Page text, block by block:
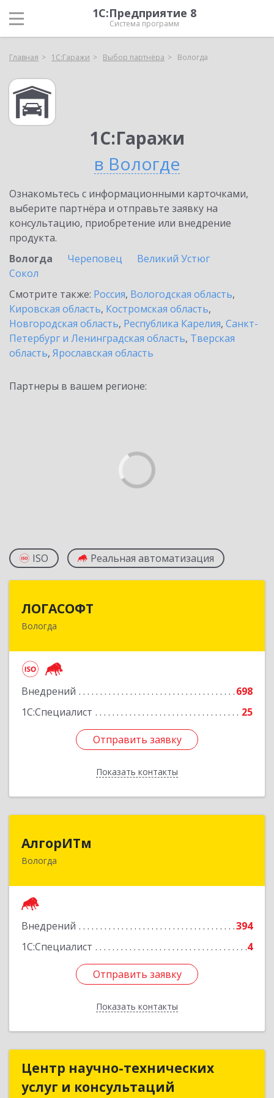
1С:Предприятие 8
Система программ
Главная 1С:Гаражи Выбор партнёра Вологда
1С:Гаражи
в Вологде
Ознакомьтесь с информационными карточками,
выберите партнёра и отправьте заявку на
консультацию, приобретение или внедрение
продукта.
Вологда
Череповец
Великий Устюг
Сокол
Смотрите также: Россия, Вологодская область,
Кировская область, Костромская область,
Новгородская область, Республика Карелия, Санкт-
Петербург и Ленинградская область, Тверская
область, Ярославская область
Партнеры в вашем регионе:
ISO Реальная автоматизация
ЛОГАСОФТ
Вологда
Внедрений
698
1С:Специалист
25
Отправить заявку
Показать контакты
160002, Вологодская обл, Вологда г, Гагарина
Отправить заявку
Назад
АлгорИТм
Вологда
Внедрений
394
1С:Специалист
4
Отправить заявку
Показать контакты
Отправить заявку
Назад
Центр научно-технических
услуг и консультаций
Центр научно-технических
услуг и консультаций